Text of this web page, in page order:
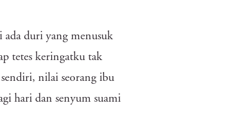
ada duri yang menusuk
tetes keringatku tak
nilai seorang ibu
hari dan senyum suami